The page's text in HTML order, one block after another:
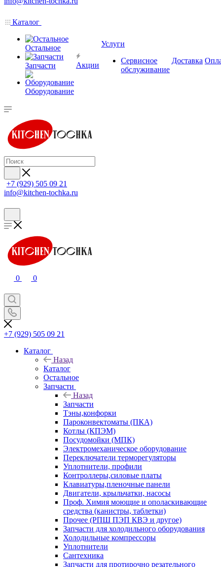
Каталог
Остальное
Запчасти
Оборудование
Акции
Услуги
Сервисное
обслуживание
Доставка
+7 (929) 505 09 21
info@kitchen-tochka.ru
0 0
+7 (929) 505 09 21
Каталог
Назад
Каталог
Остальное
Запчасти
Назад
Запчасти
Тэны,конфорки
Пароконвектоматы (ПКА)
Котлы (КПЭМ)
Посудомойки (МПК)
Электромеханическое оборудование
Переключатели терморегуляторы
Уплотнители, профили
Контроллеры,силовые платы
Клавиатуры,пленочные панели
Двигатели, крыльчатки, насосы
Проф. Химия моющие и ополаскивающие
средства (канистры, таблетки)
Прочее (РПШ ПЭП КВЭ и другое)
Запчасти для холодильного оборудования
Холодильные компрессоры
Уплотнители
Сантехника
Запчасти для протирочно резательного